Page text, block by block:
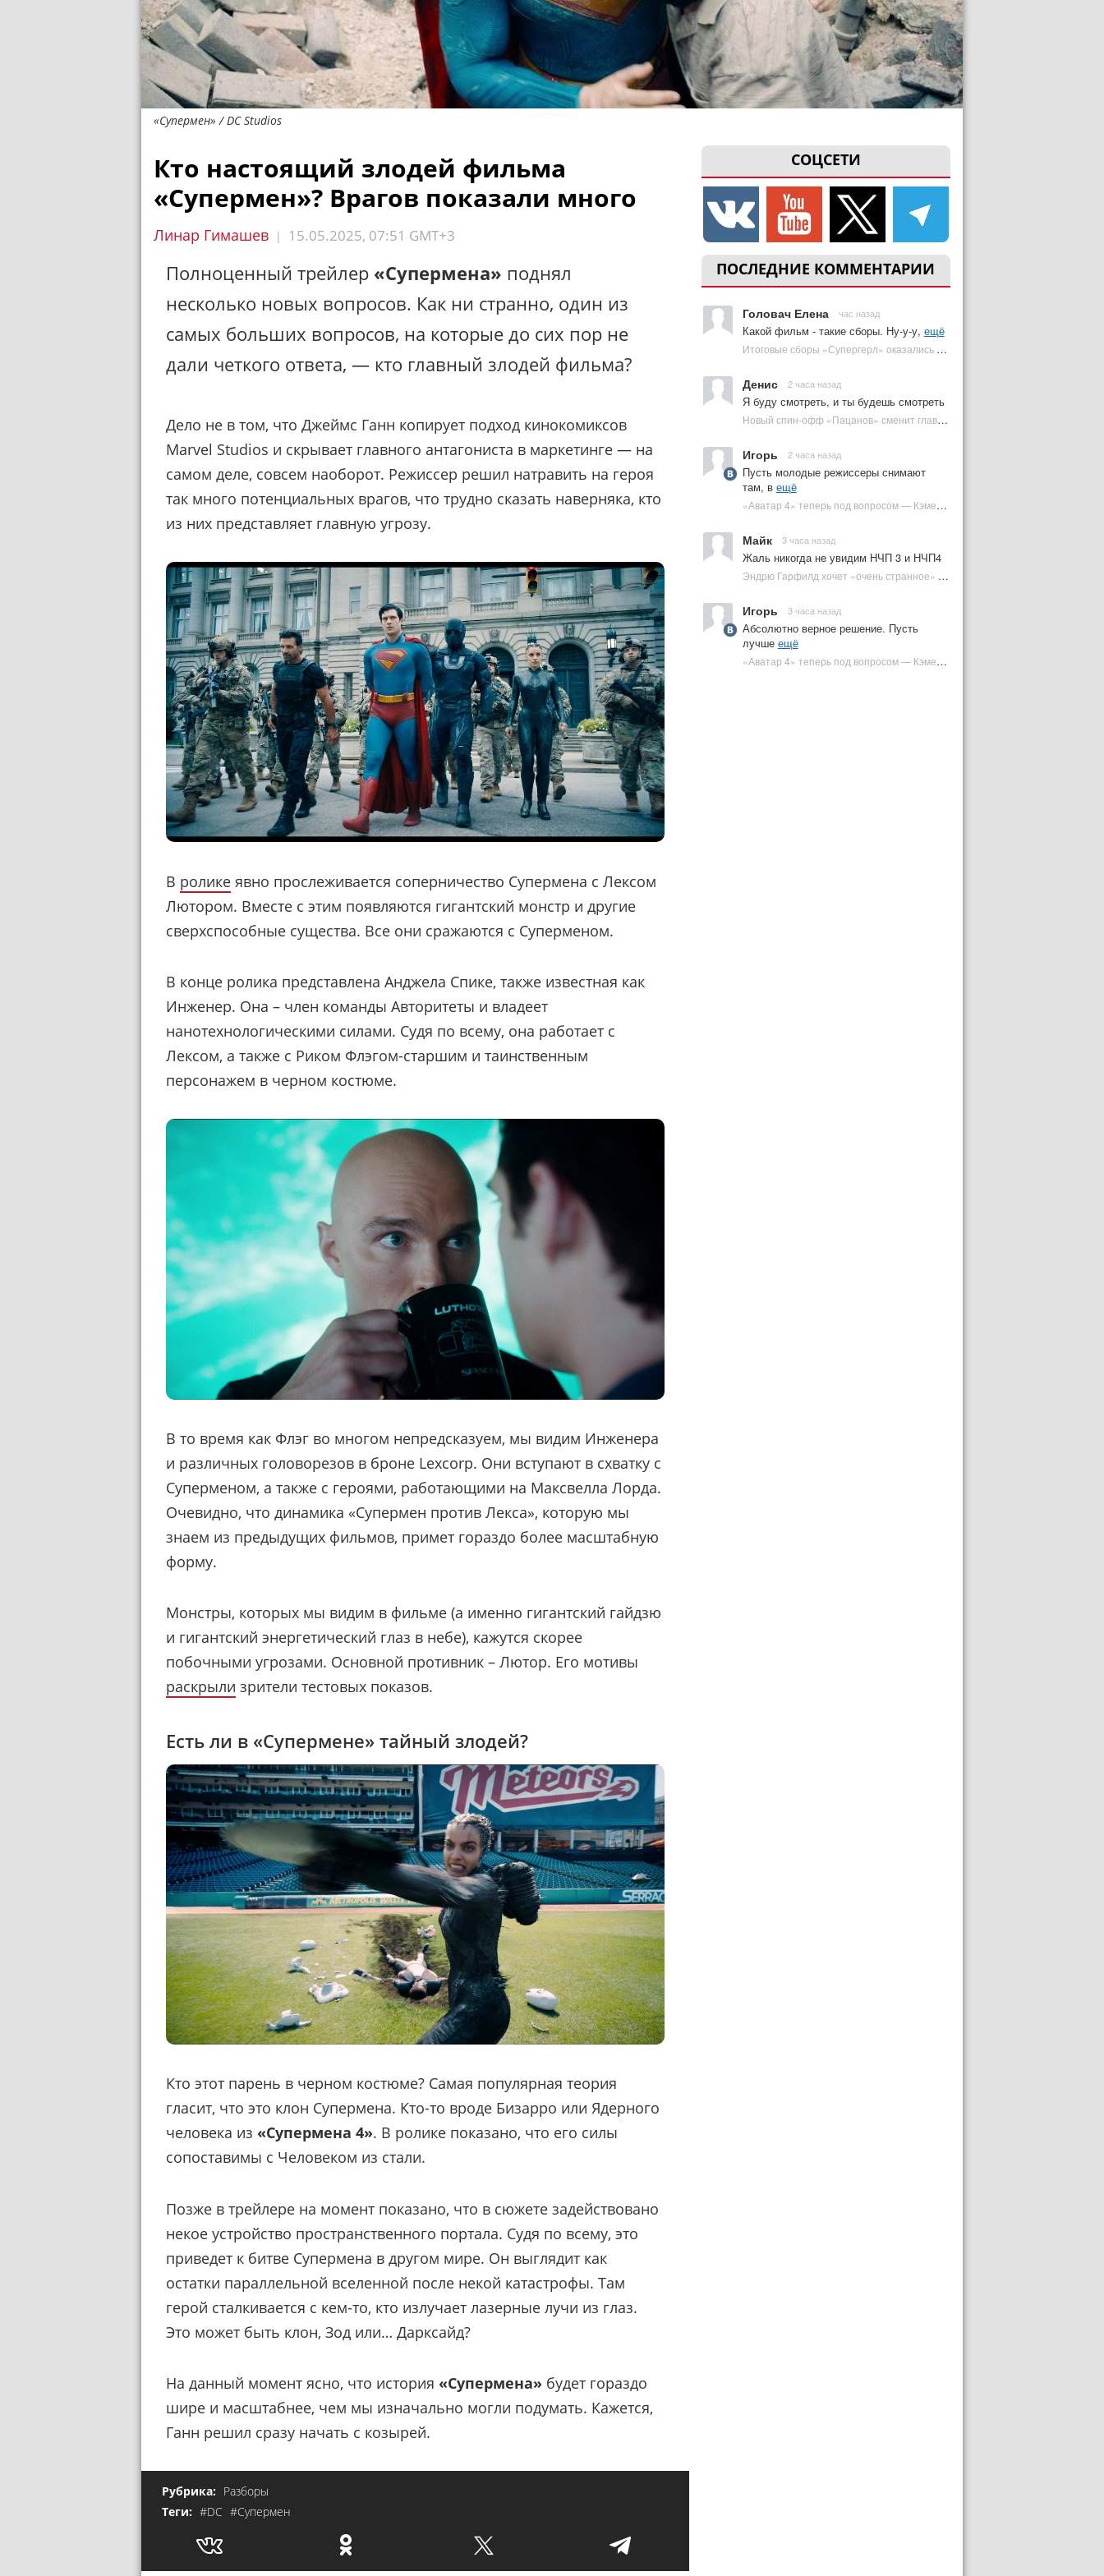
«Супермен» / DC Studios
СОЦСЕТИ
ПОСЛЕДНИЕ КОММЕНТАРИИ
Головач Елена час назад
Какой фильм - такие сборы. Ну-у-у, ещё
Итоговые сборы «Супергерл» оказались худшими для DC за два десятилетия | Plugged In Ru
Денис 2 часа назад
Я буду смотреть, и ты будешь смотреть
Новый спин-офф «Пацанов» сменит главного героя | Plugged In Ru
Игорь 2 часа назад
Пусть молодые режиссеры снимают
там, в ещё
«Аватар 4» теперь под вопросом — Кэмерон решил отойти от продолжения | Plugged In Ru
Майк 3 часа назад
Жаль никогда не увидим НЧП 3 и НЧП4
Эндрю Гарфилд хочет «очень странное» возвращение Человека-паука в MCU | Plugged In Ru
Игорь 3 часа назад
Абсолютно верное решение. Пусть
лучше ещё
«Аватар 4» теперь под вопросом — Кэмерон решил отойти от продолжения | Plugged In Ru
Кто настоящий злодей фильма
«Супермен»? Врагов показали много
Линар Гимашев | 15.05.2025, 07:51 GMT+3
Полноценный трейлер «Супермена» поднял
несколько новых вопросов. Как ни странно, один из
самых больших вопросов, на которые до сих пор не
дали четкого ответа, — кто главный злодей фильма?
Дело не в том, что Джеймс Ганн копирует подход кинокомиксов
Marvel Studios и скрывает главного антагониста в маркетинге — на
самом деле, совсем наоборот. Режиссер решил натравить на героя
так много потенциальных врагов, что трудно сказать наверняка, кто
из них представляет главную угрозу.
В ролике явно прослеживается соперничество Супермена с Лексом
Лютором. Вместе с этим появляются гигантский монстр и другие
сверхспособные существа. Все они сражаются с Суперменом.
В конце ролика представлена Анджела Спике, также известная как
Инженер. Она – член команды Авторитеты и владеет
нанотехнологическими силами. Судя по всему, она работает с
Лексом, а также с Риком Флэгом-старшим и таинственным
персонажем в черном костюме.
В то время как Флэг во многом непредсказуем, мы видим Инженера
и различных головорезов в броне Lexcorp. Они вступают в схватку с
Суперменом, а также с героями, работающими на Максвелла Лорда.
Очевидно, что динамика «Супермен против Лекса», которую мы
знаем из предыдущих фильмов, примет гораздо более масштабную
форму.
Монстры, которых мы видим в фильме (а именно гигантский гайдзю
и гигантский энергетический глаз в небе), кажутся скорее
побочными угрозами. Основной противник – Лютор. Его мотивы
раскрыли зрители тестовых показов.
Есть ли в «Супермене» тайный злодей?
Кто этот парень в черном костюме? Самая популярная теория
гласит, что это клон Супермена. Кто-то вроде Бизарро или Ядерного
человека из «Супермена 4». В ролике показано, что его силы
сопоставимы с Человеком из стали.
Позже в трейлере на момент показано, что в сюжете задействовано
некое устройство пространственного портала. Судя по всему, это
приведет к битве Супермена в другом мире. Он выглядит как
остатки параллельной вселенной после некой катастрофы. Там
герой сталкивается с кем-то, кто излучает лазерные лучи из глаз.
Это может быть клон, Зод или… Дарксайд?
На данный момент ясно, что история «Супермена» будет гораздо
шире и масштабнее, чем мы изначально могли подумать. Кажется,
Ганн решил сразу начать с козырей.
Рубрика: Разборы
Теги: #DC #Супермен